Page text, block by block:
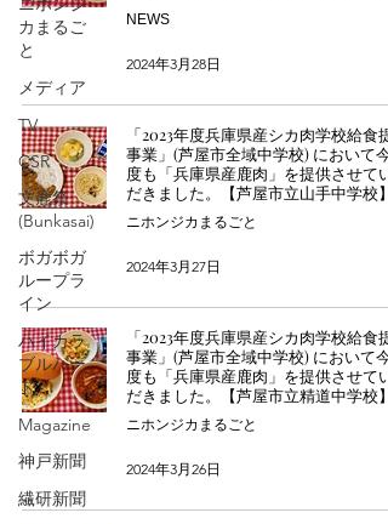
カまるご
と
メディア
TV
CSR
文鹿祭
(Bunkasai)
ボガボガ
ループラ
イン
ハイカラ
ブルバー
ド
Magazine
神戸新聞
繊研新聞
NEWS
2024年3月28日
「2023年度兵庫県産シカ肉学校給食
事業」(芦屋市全域中学校) において今
度も「兵庫県産鹿肉」を提供させてい
だきました。【芦屋市立山手中学校】
ニホンジカまるごと
2024年3月27日
「2023年度兵庫県産シカ肉学校給食
事業」(芦屋市全域中学校) において今
度も「兵庫県産鹿肉」を提供させてい
だきました。【芦屋市立精道中学校】
ニホンジカまるごと
2024年3月26日